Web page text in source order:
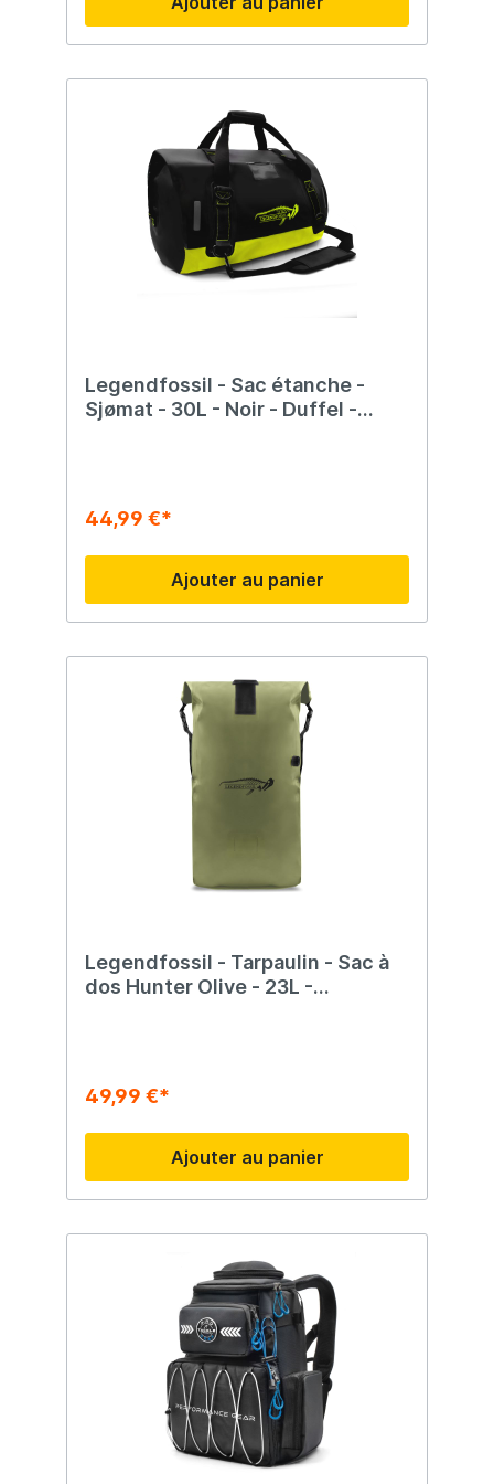
Legendfossil - Sac étanche -
Sjømat - 30L - Noir - Duffel -
44,99 €*
Ajouter au panier
Legendfossil - Tarpaulin - Sac à
dos Hunter Olive - 23L -
49,99 €*
Ajouter au panier